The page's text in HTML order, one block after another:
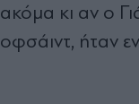
ακόμα κι αν ο
οφσάιντ, ήταν